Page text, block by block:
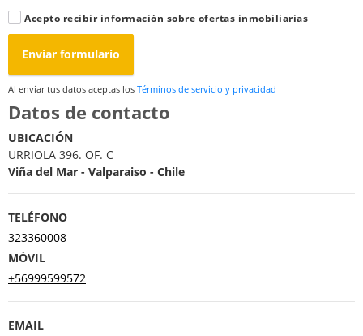
Acepto recibir información sobre ofertas inmobiliarias
Enviar formulario
Al enviar tus datos aceptas los Términos de servicio y privacidad
Datos de contacto
UBICACIÓN
URRIOLA 396. OF. C
Viña del Mar - Valparaiso - Chile
TELÉFONO
323360008
MÓVIL
+56999599572
EMAIL